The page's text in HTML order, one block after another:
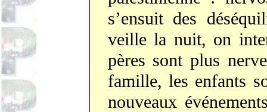
s’ensuit des
veille la nuit, on
pères sont plus
famille, les enfants
nouveaux